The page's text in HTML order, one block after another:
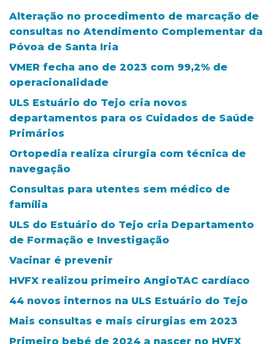
Alteração no procedimento de marcação de
consultas no Atendimento Complementar da
Póvoa de Santa Iria
VMER fecha ano de 2023 com 99,2% de
operacionalidade
ULS Estuário do Tejo cria novos
departamentos para os Cuidados de Saúde
Primários
Ortopedia realiza cirurgia com técnica de
navegação
Consultas para utentes sem médico de
família
ULS do Estuário do Tejo cria Departamento
de Formação e Investigação
Vacinar é prevenir
HVFX realizou primeiro AngioTAC cardíaco
44 novos internos na ULS Estuário do Tejo
Mais consultas e mais cirurgias em 2023
Primeiro bebé de 2024 a nascer no HVFX